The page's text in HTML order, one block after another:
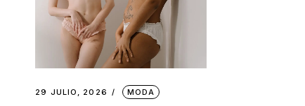
29 JULIO, 2026 MODA